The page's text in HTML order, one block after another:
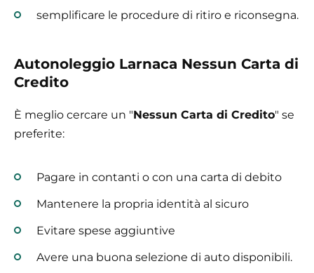
semplificare le procedure di ritiro e riconsegna.
Autonoleggio Larnaca Nessun Carta di
Credito
È meglio cercare un "Nessun Carta di Credito" se
preferite:
Pagare in contanti o con una carta di debito
Mantenere la propria identità al sicuro
Evitare spese aggiuntive
Avere una buona selezione di auto disponibili.